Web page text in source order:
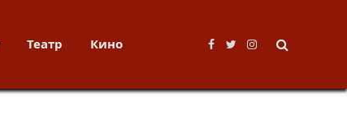
Театр Кино
Facebook
TwitterInstagram